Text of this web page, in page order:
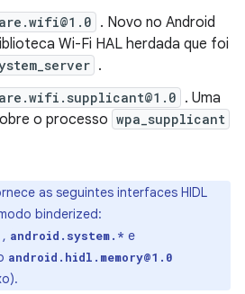
. Novo no Android
Wi-Fi HAL herdada que foi
.
. Uma
o processo wpa_supplicant
as seguintes interfaces HIDL
binderized:
, android.system.* e
android.hidl.memory@1.0